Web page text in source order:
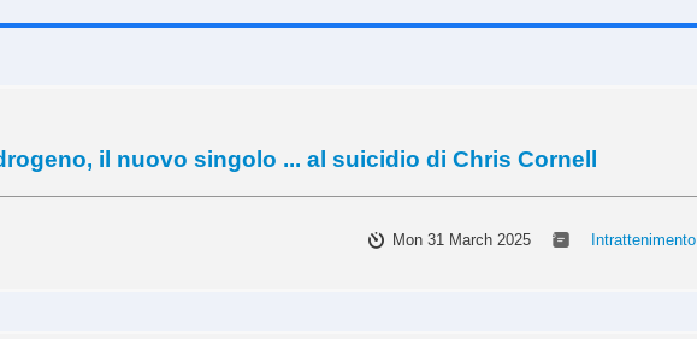
il nuovo singolo ... al suicidio di Chris Cornell
Mon 31 March 2025 Intrattenimento